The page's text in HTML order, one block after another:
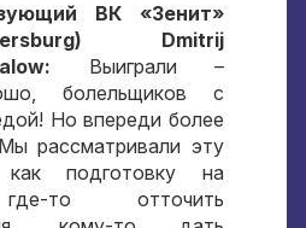
ВК «Зенит»
Dmitrij
Выиграли –
, болельщиков с
! Но впереди более
Мы рассматривали эту
подготовку на
где-то отточить